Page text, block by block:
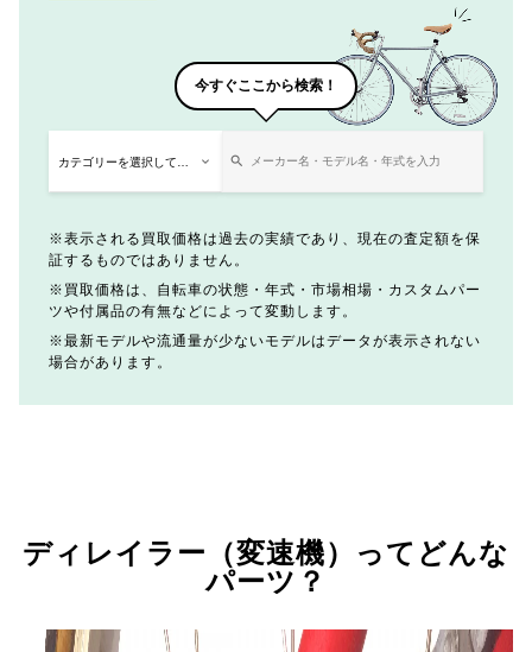
今すぐここから検索！
表示される買取価格は過去の実績であり、現在の査定額を保
証するものではありません。
買取価格は、自転車の状態・年式・市場相場・カスタムパー
ツや付属品の有無などによって変動します。
最新モデルや流通量が少ないモデルはデータが表示されない
場合があります。
ディレイラー（変速機）ってどんな
パーツ？